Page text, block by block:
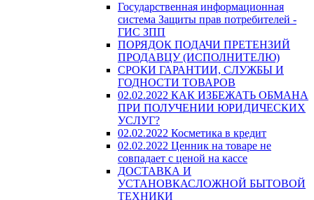
Государственная информационная
система Защиты прав потребителей -
ГИС ЗПП
ПОРЯДОК ПОДАЧИ ПРЕТЕНЗИЙ
ПРОДАВЦУ (ИСПОЛНИТЕЛЮ)
СРОКИ ГАРАНТИИ, СЛУЖБЫ И
ГОДНОСТИ ТОВАРОВ
02.02.2022 КАК ИЗБЕЖАТЬ ОБМАНА
ПРИ ПОЛУЧЕНИИ ЮРИДИЧЕСКИХ
УСЛУГ?
02.02.2022 Косметика в кредит
02.02.2022 Ценник на товаре не
совпадает с ценой на кассе
ДОСТАВКА И
УСТАНОВКАСЛОЖНОЙ БЫТОВОЙ
ТЕХНИКИ